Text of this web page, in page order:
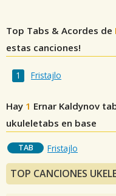
Top Tabs & Acordes de
estas canciones!
Fristajlo
Hay 1 Ernar Kaldynov
ukuleletabs en base
TAB Fristajlo
TOP CANCIONES